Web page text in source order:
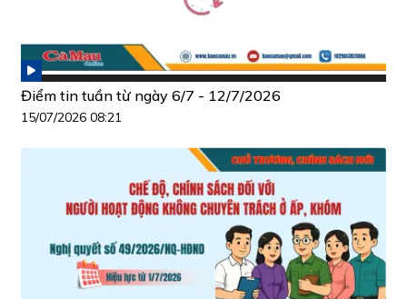
Điểm tin tuần từ ngày 6/7 - 12/7/2026
15/07/2026 08:21